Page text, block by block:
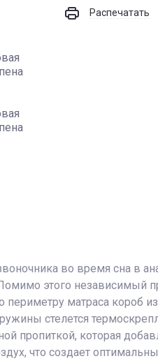
Распечатать
во время сна в
этого независимый
матраса короб
стелется
пропиткой, которая
что создает